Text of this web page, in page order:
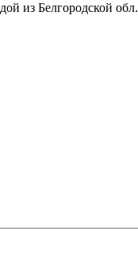
из Белгородской обл.